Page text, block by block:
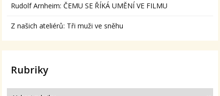
Rudolf Arnheim: ČEMU SE ŘÍKÁ UMĚNÍ VE FILMU
Z našich ateliérů: Tři muži ve sněhu
Rubriky